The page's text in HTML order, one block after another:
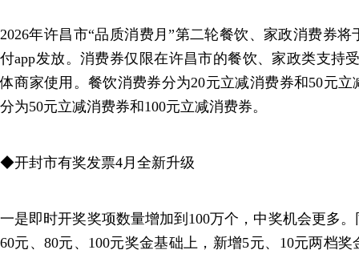
2026年许昌市“品质消费月”第二轮餐饮、家政消费券将
付app发放。消费券仅限在许昌市的餐饮、家政类支持
体商家使用。餐饮消费券分为20元立减消费券和50元
分为50元立减消费券和100元立减消费券。
◆开封市有奖发票4月全新升级
一是即时开奖奖项数量增加到100万个，中奖机会更多
60元、80元、100元奖金基础上，新增5元、10元两档